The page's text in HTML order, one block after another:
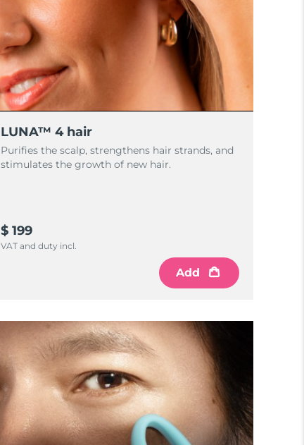
LUNA™ 4 hair
Purifies the scalp, strengthens hair strands, and
stimulates the growth of new hair.
$ 199
VAT and duty incl.
Add